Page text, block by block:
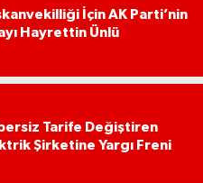
İçin AK Parti’nin
Hayrettin Ünlü
Tarife Değiştiren
Şirketine Yargı Freni